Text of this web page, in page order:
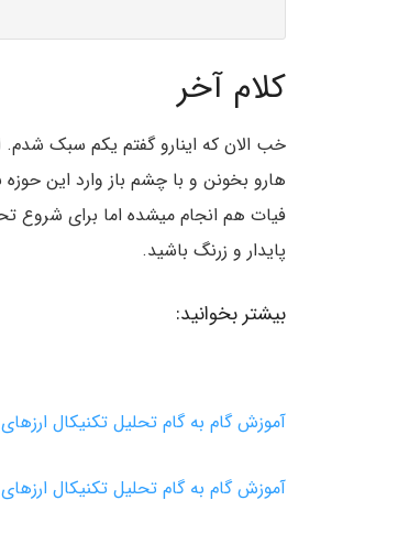
کلام آخر
خب الان که اینارو گفتم یکم سبک شدم.
هارو بخونن و با چشم باز وارد این
فیات هم انجام میشده اما برای شروع
پایدار و زرنگ باشید.
بیشتر بخوانید:
آموزش گام به گام تحلیل تکنیکال
آموزش گام به گام تحلیل تکنیکال